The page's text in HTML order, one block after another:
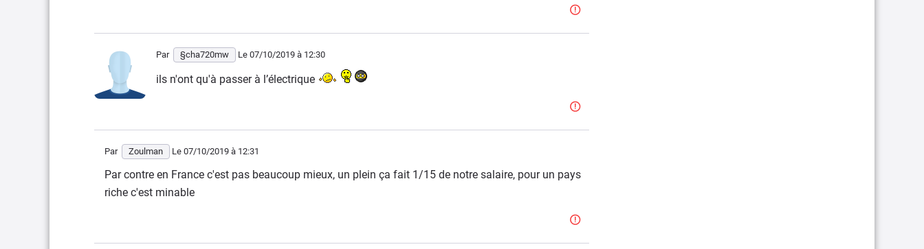
Par §cha720mw Le 07/10/2019 à 12:30
ils n'ont qu'à passer à l’électrique
Par Zoulman Le 07/10/2019 à 12:31
Par contre en France c'est pas beaucoup mieux, un plein ça fait 1/15 de notre salaire, pour un pays
riche c'est minable